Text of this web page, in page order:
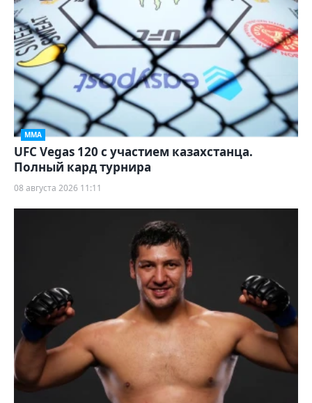
ММА
UFC Vegas 120 с участием казахстанца.
Полный кард турнира
08 августа 2026 11:11